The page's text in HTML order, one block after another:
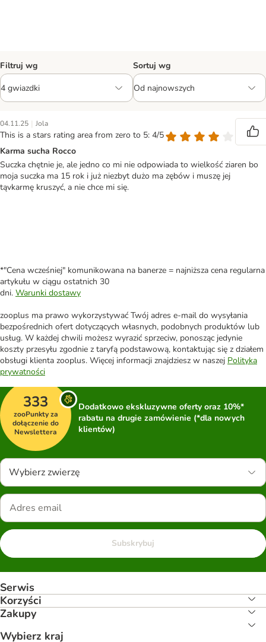
Filtruj wg Sortuj wg
04.11.25 | Jola
This is a stars rating area from zero to 5: 4/5
Karma sucha Rocco
Suczka chętnie je, ale jedno co mi nie odpowiada to wielkość ziaren bo
moja suczka ma 15 rok i już niezbyt dużo ma zębów i muszę jej
tąvkarmę kruszyć, a nie chce mi się.
*"Cena wcześniej" komunikowana na banerze = najniższa cena regularna
artykułu w ciągu ostatnich 30
dni. Warunki dostawy
zooplus ma prawo wykorzystywać Twój adres e-mail do wysyłania
bezpośrednich ofert dotyczących własnych, podobnych produktów lub
usług. W każdej chwili możesz wyrazić sprzeciw, ponosząc jedynie
koszty przesyłu zgodnie z taryfą podstawową, kontaktując się z działem
obsługi klienta zooplus. Więcej informacji znajdziesz w naszej Polityka
prywatności
333
zooPunkty za
dołączenie do
Newslettera
Dodatkowo ekskluzywne oferty oraz 10%*
rabatu na drugie zamówienie (*dla nowych
klientów)
Wybierz zwierzę
Subskrybuj
Serwis
Korzyści
Zakupy
Wybierz kraj